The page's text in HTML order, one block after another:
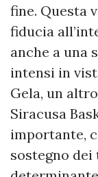
fine. Questa
fiducia
anche a una
intensi in
Gela, un
Siracusa
importante,
sostegno